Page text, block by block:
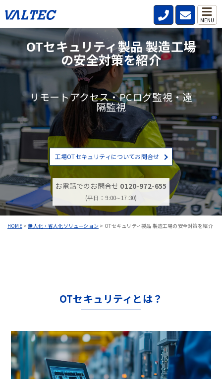
MENU
HOME>無人化・省人化ソリューション > OTセキュリティ製品 製造工場の安全対策を紹介
OTセキュリティ製品 製造工場
の安全対策を紹介
リモートアクセス・PCログ監視・遠
隔監視
工場OTセキュリティについてお問合せ
お電話でのお問合せ 0120-972-655
(平日：9:00∼17:30)
OTセキュリティとは？